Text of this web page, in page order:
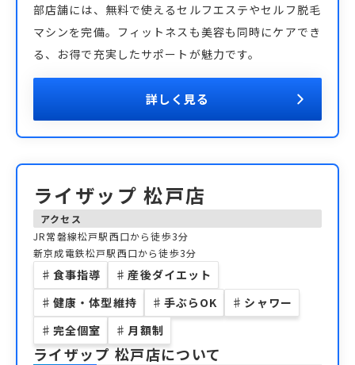
部店舗には、無料で使えるセルフエステやセルフ脱毛
マシンを完備。フィットネスも美容も同時にケアでき
る、お得で充実したサポートが魅力です。
詳しく見る
ライザップ 松戸店
アクセス
JR常磐線松戸駅西口から徒歩3分
新京成電鉄松戸駅西口から徒歩3分
♯ 食事指導 ♯ 産後ダイエット
♯ 健康・体型維持 ♯ 手ぶらOK ♯ シャワー
♯ 完全個室 ♯ 月額制
ライザップ 松戸店について